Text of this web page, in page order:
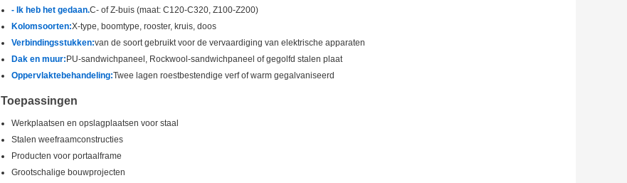
- Ik heb het gedaan.C- of Z-buis (maat: C120-C320, Z100-Z200)
Kolomsoorten:X-type, boomtype, rooster, kruis, doos
Verbindingsstukken:van de soort gebruikt voor de vervaardiging van elektrische apparaten
Dak en muur: PU-sandwichpaneel, Rockwool-sandwichpaneel of gegolfd stalen plaat
Oppervlaktebehandeling:Twee lagen roestbestendige verf of warm gegalvaniseerd
Toepassingen
Werkplaatsen en opslagplaatsen voor staal
Stalen weefraamconstructies
Producten voor portaalframe
Grootschalige bouwprojecten